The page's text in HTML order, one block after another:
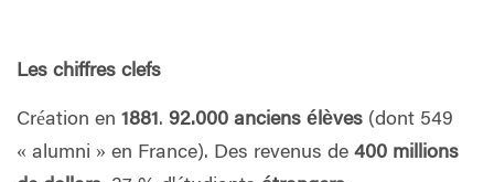
Les chiffres clefs
Création en 1881 . 92.000 anciens élèves (dont 549
« alumni » en France). Des revenus de 400 millions